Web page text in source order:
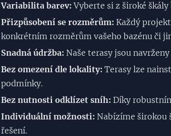
Variabilita barev: Vyberte si z široké
Přizpůsobení se rozměrům: Každý
konkrétním rozměrům vašeho bazénu či
Snadná údržba: Naše terasy jsou
Bez omezení dle lokality: Terasy lze
podmínky.
Bez nutnosti odklízet sníh: Díky
Individuální možnosti: Nabízíme širokou
řešení.